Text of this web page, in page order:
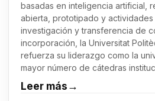
basadas en inteligencia artificial,
abierta, prototipado y actividades
investigación y transferencia de
incorporación, la Universitat
refuerza su liderazgo como la
mayor número de cátedras
Leer más→